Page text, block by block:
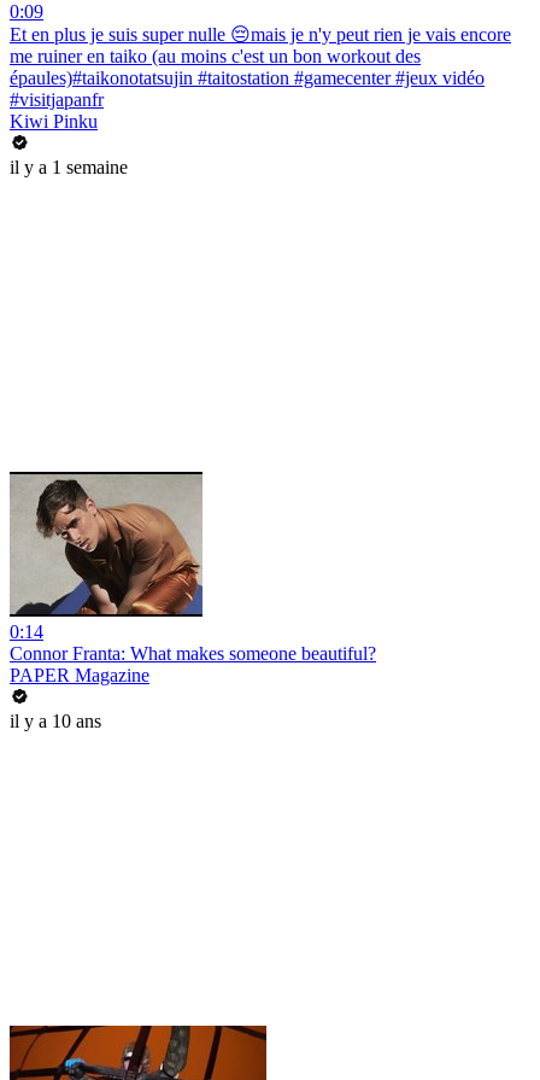
0:09
Et en plus je suis super nulle 😔mais je n'y peut rien je vais encore
me ruiner en taiko (au moins c'est un bon workout des
épaules)#taikonotatsujin #taitostation #gamecenter #jeux vidéo
#visitjapanfr
Kiwi Pinku
il y a 1 semaine
0:14
Connor Franta: What makes someone beautiful?
PAPER Magazine
il y a 10 ans